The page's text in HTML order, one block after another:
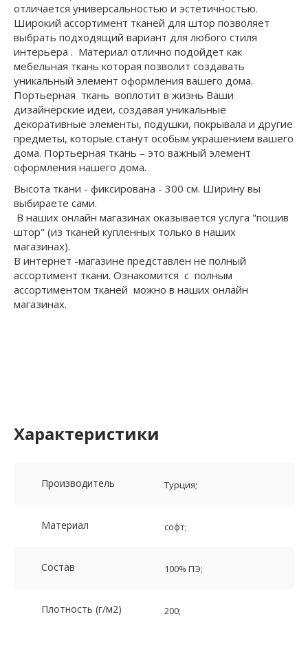
отличается универсальностью и эстетичностью.
Широкий ассортимент тканей для штор позволяет
выбрать подходящий вариант для любого стиля
интерьера . Материал отлично подойдет как
мебельная ткань которая позволит создавать
уникальный элемент оформления вашего дома.
Портьерная ткань воплотит в жизнь Ваши
дизайнерские идеи, создавая уникальные
декоративные элементы, подушки, покрывала и другие
предметы, которые станут особым украшением вашего
дома. Портьерная ткань – это важный элемент
оформления нашего дома.
Высота ткани - фиксирована - 300 см. Ширину вы
выбираете сами.
В наших онлайн магазинах оказывается услуга "пошив
штор" (из тканей купленных только в наших
магазинах).
В интернет -магазине представлен не полный
ассортимент ткани. Ознакомится с полным
ассортиментом тканей можно в наших онлайн
магазинах.
Характеристики
Производитель Турция;
Материал софт;
Состав 100% ПЭ;
Плотность (г/м2) 200;